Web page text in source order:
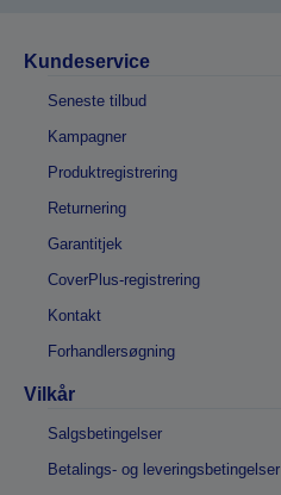
Kundeservice
Seneste tilbud
Kampagner
Produktregistrering
Returnering
Garantitjek
CoverPlus-registrering
Kontakt
Forhandlersøgning
Vilkår
Salgsbetingelser
Betalings- og leveringsbetingelser